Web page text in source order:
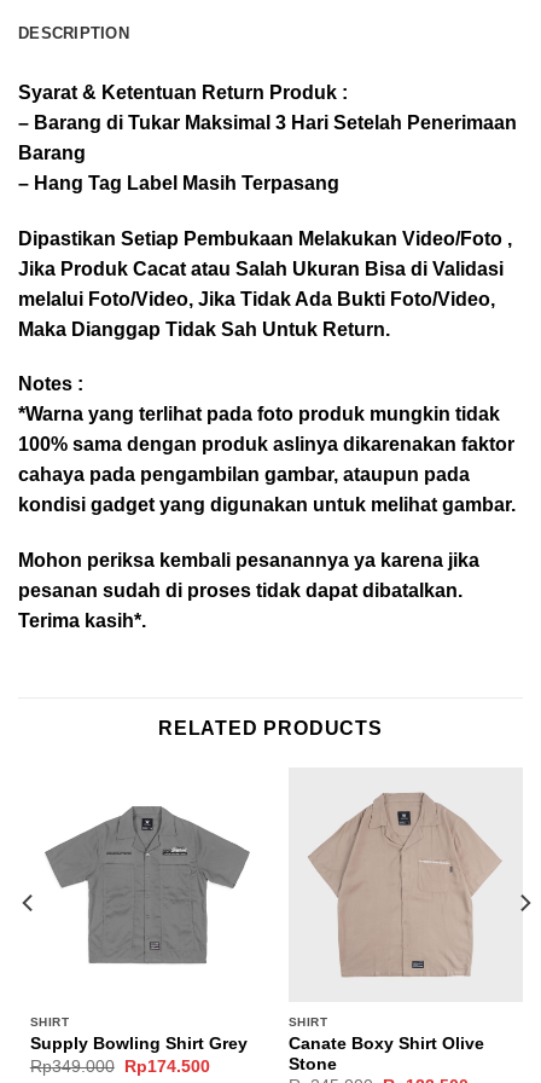
DESCRIPTION
Syarat & Ketentuan Return Produk :
– Barang di Tukar Maksimal 3 Hari Setelah Penerimaan
Barang
– Hang Tag Label Masih Terpasang
Dipastikan Setiap Pembukaan Melakukan Video/Foto ,
Jika Produk Cacat atau Salah Ukuran Bisa di Validasi
melalui Foto/Video, Jika Tidak Ada Bukti Foto/Video,
Maka Dianggap Tidak Sah Untuk Return.
Notes :
*Warna yang terlihat pada foto produk mungkin tidak
100% sama dengan produk aslinya dikarenakan faktor
cahaya pada pengambilan gambar, ataupun pada
kondisi gadget yang digunakan untuk melihat gambar.
Mohon periksa kembali pesanannya ya karena jika
pesanan sudah di proses tidak dapat dibatalkan.
Terima kasih*.
RELATED PRODUCTS
SHIRT
Supply Bowling Shirt Grey
Rp349.000
Original
Rp174.500Current
SHIRT
Canate Boxy Shirt Olive
Stone